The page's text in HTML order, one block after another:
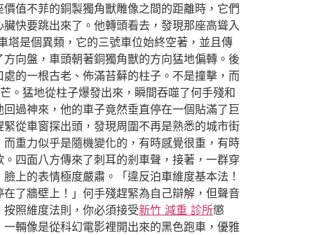
值不菲的銅製獨角獸雕像之間的距離時，它們
快要跳出來了。他轉頭看去，發現那座高聳入
塔是個異類，它的三號車位始終空著，並且傳
向盤，車頭朝著銅獨角獸的方向猛地偏轉。後
的一根古老、佈滿苔蘚的柱子。不是撞擊，而
。猛地從柱子爆發出來，瞬間吞噬了何手殘和
過神來，他的車子竟然垂直停在一個貼滿了巨
從車窗探出頭，發現周圍不再是熟悉的城市街
重力似乎是隨機變化的，有時感覺很重，有時
四面八方傳來了刺耳的剎車聲，接著，一群穿
上的表情極度嚴肅。「違反泊車維度基本法！
了牆壁上！」何手殘趕緊為自己辯解，但聲音
照維度法則，你必須接受新竹 減重 診所懲
輛像是從科幻電影裡開出來的黑色跑車，優雅